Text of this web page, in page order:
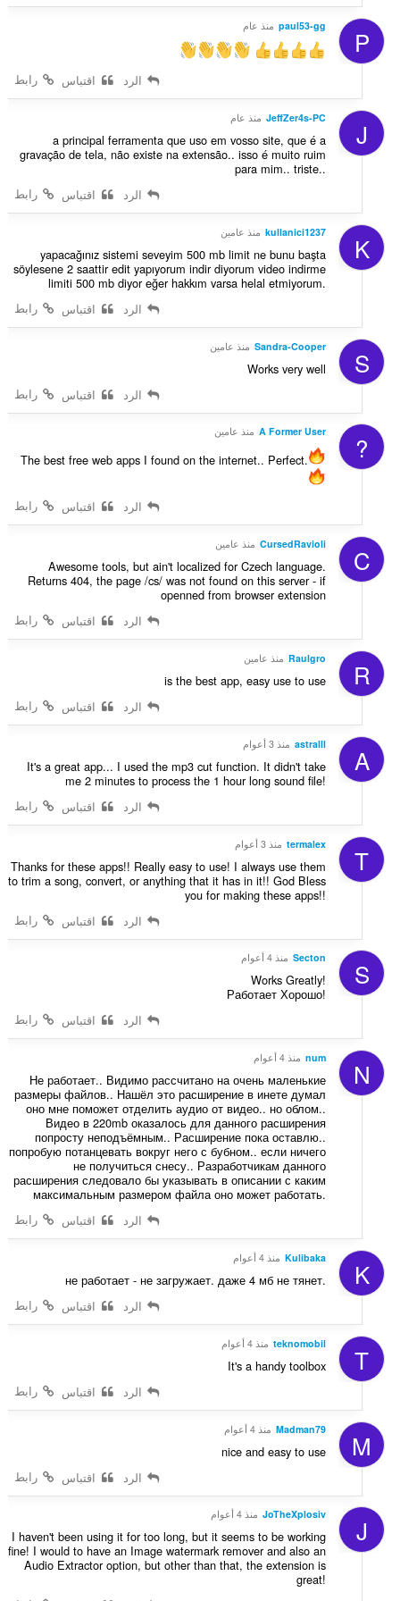
P
paul53-gg منذ عام
رابط الرد اقتباس
J
JeffZer4s-PC منذ عام
a principal ferramenta que uso em vosso site, que é a
gravação de tela, não existe na extensão.. isso é muito ruim
para mim.. triste..
رابط
الرد اقتباس
K
kullanici1237 منذ عامين
yapacağınız sistemi seveyim 500 mb limit ne bunu başta
söylesene 2 saattir edit yapıyorum indir diyorum video indirme
limiti 500 mb diyor eğer hakkım varsa helal etmiyorum.
رابط
الرد اقتباس
S
Sandra-Cooper منذ عامين
Works very well
رابط
الرد اقتباس
?
A Former User منذ عامين
The best free web apps I found on the internet.. Perfect.
رابط الرد اقتباس
C
CursedRavioli منذ عامين
Awesome tools, but ain't localized for Czech language.
Returns 404, the page /cs/ was not found on this server - if
openned from browser extension
رابط
الرد اقتباس
R
Raulgro منذ عامين
is the best app, easy use to use
رابط
الرد اقتباس
A
astralll منذ 3 أعوام
It's a great app... I used the mp3 cut function. It didn't take
me 2 minutes to process the 1 hour long sound file!
رابط
الرد اقتباس
T
termalex منذ 3 أعوام
Thanks for these apps!! Really easy to use! I always use them
to trim a song, convert, or anything that it has in it!! God Bless
you for making these apps!!
رابط
الرد اقتباس
S
Secton منذ 4 أعوام
Works Greatly!
Работает Хорошо!
رابط
الرد اقتباس
N
num منذ 4 أعوام
Не работает.. Видимо рассчитано на очень маленькие
размеры файлов.. Нашёл это расширение в инете думал
оно мне поможет отделить аудио от видео.. но облом..
Видео в 220mb оказалось для данного расширения
попросту неподъёмным.. Расширение пока оставлю..
попробую потанцевать вокруг него с бубном.. если ничего
не получиться снесу.. Разработчикам данного
расширения следовало бы указывать в описании с каким
максимальным размером файла оно может работать.
رابط
الرد اقتباس
K
Kulibaka منذ 4 أعوام
не работает - не загружает. даже 4 мб не тянет.
رابط
الرد اقتباس
T
teknomobil منذ 4 أعوام
It's a handy toolbox
رابط
الرد اقتباس
M
Madman79 منذ 4 أعوام
nice and easy to use
رابط
الرد اقتباس
J
JoTheXplosiv منذ 4 أعوام
I haven't been using it for too long, but it seems to be working
fine! I would to have an Image watermark remover and also an
Audio Extractor option, but other than that, the extension is
great!